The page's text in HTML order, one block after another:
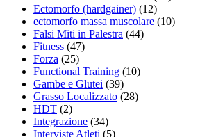
Ectomorfo (hardgainer) (12)
ectomorfo massa muscolare (10)
Falsi Miti in Palestra (44)
Fitness (47)
Forza (25)
Functional Training (10)
Gambe e Glutei (39)
Grasso Localizzato (28)
HDT (2)
Integrazione (34)
Interviste Atleti (5)